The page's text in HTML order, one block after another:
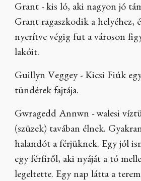
Grant - kis ló, aki nagyon jó
Grant ragaszkodik a helyéhez,
nyerítve végig fut a városon
lakóit.
Guillyn Veggey - Kicsi Fiúk
tündérek fajtája.
Gwragedd Annwn - walesi
(szüzek) tavában élnek.
halandót a férjüknek. Egy jól
egy férfiről, aki nyáját a tó
legeltette. Egy nap látta a